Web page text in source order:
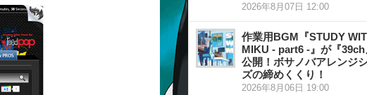
2026年8月07日 12:00
作業用BGM『STUDY
MIKU - part6 -』が『39ch
公開！ボサノバアレンジ
ズの締めくくり！
2026年8月06日 19:00